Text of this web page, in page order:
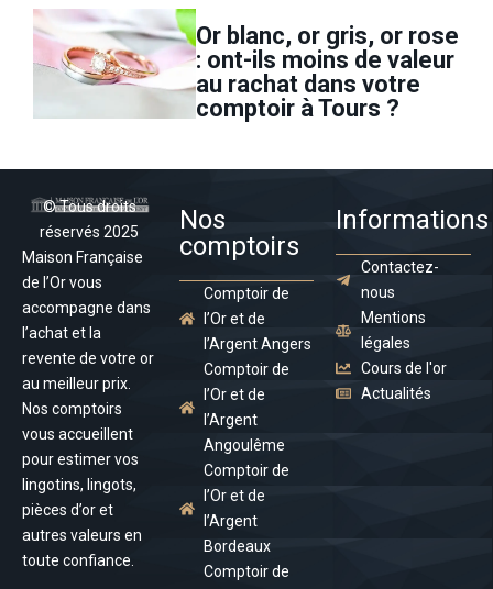
Or blanc, or gris, or rose
: ont-ils moins de valeur
au rachat dans votre
comptoir à Tours ?
© Tous droits
réservés 2025
Maison Française
de l’Or vous
accompagne dans
l’achat et la
revente de votre or
au meilleur prix.
Nos comptoirs
vous accueillent
pour estimer vos
lingotins, lingots,
pièces d’or et
autres valeurs en
toute confiance.
Nos
comptoirs
Comptoir de
l’Or et de
l’Argent Angers
Comptoir de
l’Or et de
l’Argent
Angoulême
Comptoir de
l’Or et de
l’Argent
Bordeaux
Comptoir de
Informations
Contactez-
nous
Mentions
légales
Cours de l'or
Actualités